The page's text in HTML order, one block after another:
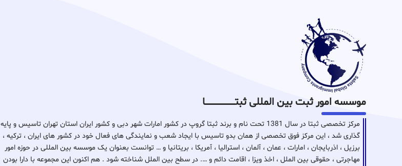
موسسه امور ثبت بین المللی ثبتـــــــــــــــــــــــــــــا
مرکز تخصصی ثبتا در سال 1381 تحت نام و برند ثبتا گروپ در کشور امارات شهر دبی و کشور ایران استان تهران تاسیس و پایه
گذاری شد ، این مرکز فوق تخصصی از همان بدو تاسیس با ایجاد شعب و نمایندگی های فعال خود در کشور های ایران ، ترکیه ،
برزیل ، اذربایجان ، امارات ، عمان ، آلمان ، استرالیا ، آمریکا ، بریتانیا و … توانست بعنوان یک موسسه بین المللی در حوزه امور
مهاجرتی ، حقوقی بین الملل ، اخذ ویزا ، اقامت دائم و …. در سطح بین الملل شناخته شود . هم اکنون این مجموعه با دارا بودن